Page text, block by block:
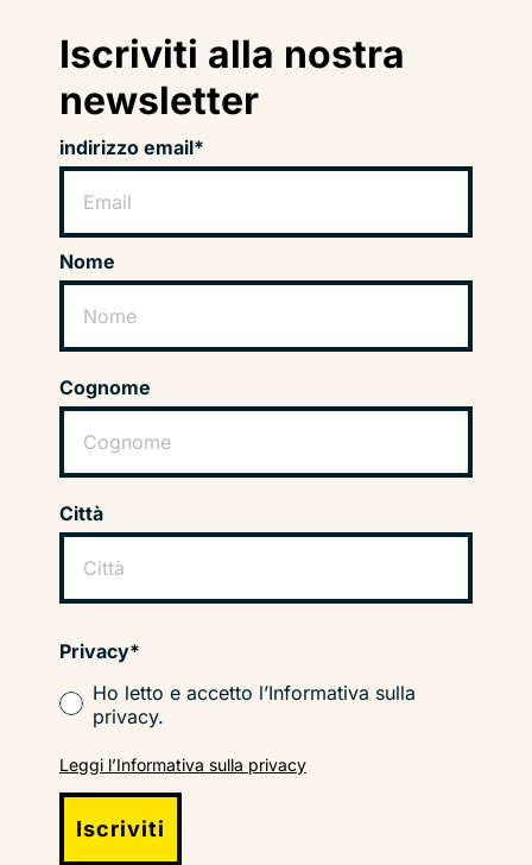
Iscriviti alla nostra
newsletter
indirizzo email*
Nome
Cognome
Città
Privacy*
Ho letto e accetto l’Informativa sulla
privacy.
Leggi l’Informativa sulla privacy
Iscriviti